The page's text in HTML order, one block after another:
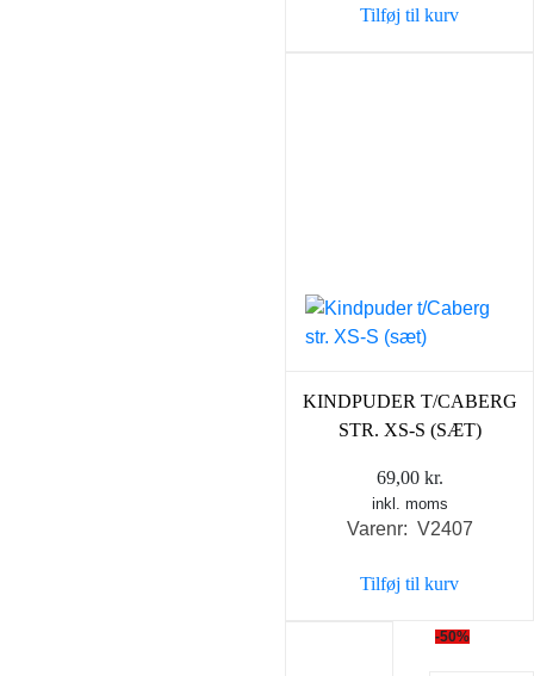
139,00 kr..
Tilføj til kurv
KINDPUDER T/CABERG
STR. XS-S (SÆT)
69,00 kr.
inkl. moms
Varenr: V2407
Tilføj til kurv
-50%